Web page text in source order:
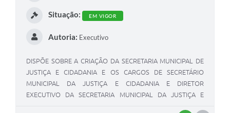
Situação: EM VIGOR
Autoria: Executivo
DISPÕE SOBRE A CRIAÇÃO DA SECRETARIA MUNICIPAL DE
JUSTIÇA E CIDADANIA E OS CARGOS DE SECRETÁRIO
MUNICIPAL DA JUSTIÇA E CIDADANIA E DIRETOR
EXECUTIVO DA SECRETARIA MUNICIPAL DA JUSTIÇA E